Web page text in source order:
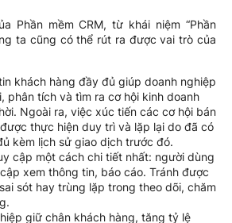
Phần mềm CRM, từ khái niệm “Phần
ta cũng có thể rút ra được vai trò của
khách hàng đầy đủ giúp doanh nghiệp
phân tích và tìm ra cơ hội kinh doanh
Ngoài ra, việc xúc tiến các cơ hội bán
thực hiện duy trì và lặp lại do đã có
kèm lịch sử giao dịch trước đó.
cập một cách chi tiết nhất: người dùng
xem thông tin, báo cáo. Tránh được
sót hay trùng lặp trong theo dõi, chăm
giữ chân khách hàng, tăng tỷ lệ